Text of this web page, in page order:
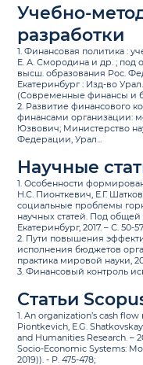
Учебно-
разработки
1. Финансовая политика :
Е. А. Смородина и др. ; под
высш. образования Рос.
Екатеринбург : Изд-во
(Современные финансы и
2. Развитие финансового
финансами организации:
Юзвович; Министерство
Федерации, Урал...
Научные
1. Особенности
Н.С. Пионткевич, Е.Г.
социальные проблемы
научных статей. Под
Екатеринбург, 2017. – С. 50-
2. Пути повышения
исполнения бюджетов
практика мировой науки,
3. Финансовый контроль
Статьи
1. An organization’s cash
Piontkevich, E.G.
and Humanities Research. –
Socio-Economic Systems:
2019)). - Р. 475-478;